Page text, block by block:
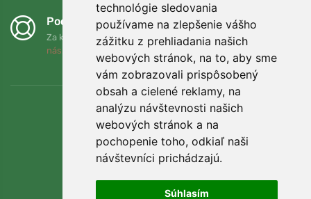
technológie sledovania
používame na zlepšenie vášho
zážitku z prehliadania našich
webových stránok, na to, aby sme
vám zobrazovali prispôsobený
obsah a cielené reklamy, na
analýzu návštevnosti našich
webových stránok a na
pochopenie toho, odkiaľ naši
návštevníci prichádzajú.
Súhlasím
Podporujeme Trees.org
Za každú objednávku zasadíme strom! Prečítajte si viac
nás